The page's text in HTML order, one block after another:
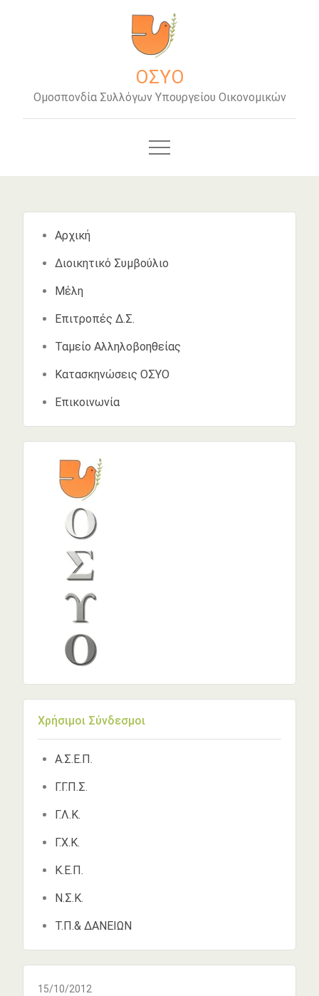
ΟΣΥΟ
Ομοσπονδία Συλλόγων Υπουργείου Οικονομικών
Αρχική
Διοικητικό Συμβούλιο
Μέλη
Επιτροπές Δ.Σ.
Ταμείο Αλληλοβοηθείας
Κατασκηνώσεις ΟΣΥΟ
Επικοινωνία
Χρήσιμοι Σύνδεσμοι
Α.Σ.Ε.Π.
Γ.Γ.Π.Σ.
Γ.Λ.Κ.
Γ.Χ.Κ.
Κ.Ε.Π.
Ν.Σ.Κ.
Τ.Π.& ΔΑΝΕΙΩΝ
15/10/2012